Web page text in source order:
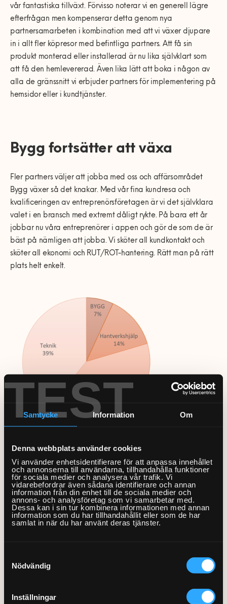
TEST
Samtycke Information Om
Denna webbplats använder cookies
Vi använder enhetsidentifierare för att anpassa innehållet
och annonserna till användarna, tillhandahålla funktioner
för sociala medier och analysera vår trafik. Vi
vidarebefordrar även sådana identifierare och annan
information från din enhet till de sociala medier och
annons- och analysföretag som vi samarbetar med.
Dessa kan i sin tur kombinera informationen med annan
information som du har tillhandahållit eller som de har
samlat in när du har använt deras tjänster.
Nödvändig
Inställningar
vår fantastiska tillväxt. Förvisso noterar vi en generell lägre
efterfrågan men kompenserar detta genom nya
partnersamarbeten i kombination med att vi växer djupare
in i allt fler köpresor med befintliga partners. Att få sin
produkt monterad eller installerad är nu lika självklart som
att få den hemlevererad. Även lika lätt att boka i någon av
alla de gränssnitt vi erbjuder partners för implementering på
hemsidor eller i kundtjänster.
Bygg fortsätter att växa
Fler partners väljer att jobba med oss och affärsområdet
Bygg växer så det knakar. Med vår fina kundresa och
kvalificeringen av entreprenörsföretagen är vi det självklara
valet i en bransch med extremt dåligt rykte. På bara ett år
jobbar nu våra entreprenörer i appen och gör de som de är
bäst på nämligen att jobba. Vi sköter all kundkontakt och
sköter all ekonomi och RUT/ROT-hantering. Rätt man på rätt
plats helt enkelt.
På ritbordet ligger även helt nya tjänstevertikaler som alla
passar väl i vår affär och inryms i varumärket. Först ut är
Måleri som kommer lanseras i månadsskiftet
september/oktober. Vårt senaste affärsområde Bygg får
därmed ytterligare ett ben att stå på. Måleri är det hittills
svåraste tjänsten vi lanserat varför vi denna gång läst in oss
fram de bästa entreprenörerna. Som i allt annat vi ger oss in i
är kunden i centrum och helt säkert kommer vi ge samma
affärsområdet Bygg med EL, VVS och Byggservice.